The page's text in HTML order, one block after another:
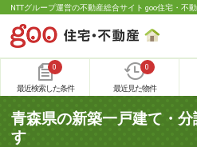
NTTグループ運営の不動産総合サイト goo住宅・不
0
最近検索した条件
0
最近見た物件
青森県の新築一戸建て・
す